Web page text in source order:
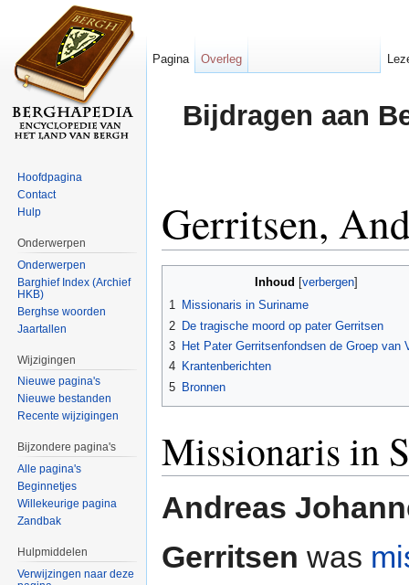
Bijdragen aan
Gerritsen,
Inhoud verbergen
1 Missionaris in Suriname
2 De tragische moord op pater Gerritsen
3 Het Pater Gerritsenfondsen de Groep van
4 Krantenberichten
5 Bronnen
Missionaris in
Andreas
Gerritsen was
Pagina Overleg
Hoofdpagina
Contact
Hulp
Onderwerpen
Onderwerpen
Barghief Index (Archief
HKB)
Berghse woorden
Jaartallen
Wijzigingen
Nieuwe pagina's
Nieuwe bestanden
Recente wijzigingen
Bijzondere pagina's
Alle pagina's
Beginnetjes
Willekeurige pagina
Zandbak
Hulpmiddelen
Verwijzingen naar deze